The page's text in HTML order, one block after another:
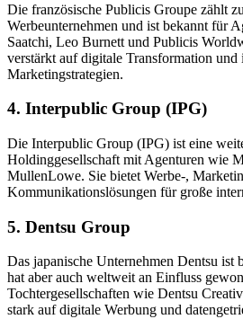
Die französische Publicis Groupe zählt
Werbeunternehmen und ist bekannt für
Saatchi, Leo Burnett und Publicis
verstärkt auf digitale Transformation und
Marketingstrategien.
4. Interpublic Group (IPG)
Die Interpublic Group (IPG) ist eine
Holdinggesellschaft mit Agenturen wie
MullenLowe. Sie bietet Werbe-,
Kommunikationslösungen für große
5. Dentsu Group
Das japanische Unternehmen Dentsu ist
hat aber auch weltweit an Einfluss
Tochtergesellschaften wie Dentsu
stark auf digitale Werbung und